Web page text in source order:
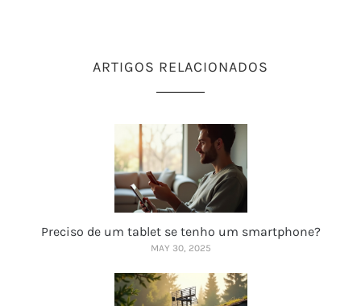
ARTIGOS RELACIONADOS
Preciso de um tablet se tenho um smartphone?
MAY 30, 2025